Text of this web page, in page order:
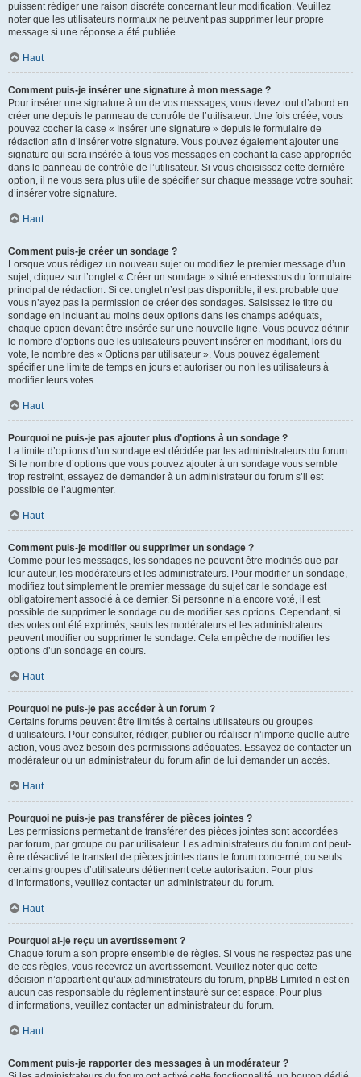
puissent rédiger une raison discrète concernant leur modification. Veuillez
noter que les utilisateurs normaux ne peuvent pas supprimer leur propre
message si une réponse a été publiée.
Haut
Comment puis-je insérer une signature à mon message ?
Pour insérer une signature à un de vos messages, vous devez tout d’abord en
créer une depuis le panneau de contrôle de l’utilisateur. Une fois créée, vous
pouvez cocher la case « Insérer une signature » depuis le formulaire de
rédaction afin d’insérer votre signature. Vous pouvez également ajouter une
signature qui sera insérée à tous vos messages en cochant la case appropriée
dans le panneau de contrôle de l’utilisateur. Si vous choisissez cette dernière
option, il ne vous sera plus utile de spécifier sur chaque message votre souhait
d’insérer votre signature.
Haut
Comment puis-je créer un sondage ?
Lorsque vous rédigez un nouveau sujet ou modifiez le premier message d’un
sujet, cliquez sur l’onglet « Créer un sondage » situé en-dessous du formulaire
principal de rédaction. Si cet onglet n’est pas disponible, il est probable que
vous n’ayez pas la permission de créer des sondages. Saisissez le titre du
sondage en incluant au moins deux options dans les champs adéquats,
chaque option devant être insérée sur une nouvelle ligne. Vous pouvez définir
le nombre d’options que les utilisateurs peuvent insérer en modifiant, lors du
vote, le nombre des « Options par utilisateur ». Vous pouvez également
spécifier une limite de temps en jours et autoriser ou non les utilisateurs à
modifier leurs votes.
Haut
Pourquoi ne puis-je pas ajouter plus d’options à un sondage ?
La limite d’options d’un sondage est décidée par les administrateurs du forum.
Si le nombre d’options que vous pouvez ajouter à un sondage vous semble
trop restreint, essayez de demander à un administrateur du forum s’il est
possible de l’augmenter.
Haut
Comment puis-je modifier ou supprimer un sondage ?
Comme pour les messages, les sondages ne peuvent être modifiés que par
leur auteur, les modérateurs et les administrateurs. Pour modifier un sondage,
modifiez tout simplement le premier message du sujet car le sondage est
obligatoirement associé à ce dernier. Si personne n’a encore voté, il est
possible de supprimer le sondage ou de modifier ses options. Cependant, si
des votes ont été exprimés, seuls les modérateurs et les administrateurs
peuvent modifier ou supprimer le sondage. Cela empêche de modifier les
options d’un sondage en cours.
Haut
Pourquoi ne puis-je pas accéder à un forum ?
Certains forums peuvent être limités à certains utilisateurs ou groupes
d’utilisateurs. Pour consulter, rédiger, publier ou réaliser n’importe quelle autre
action, vous avez besoin des permissions adéquates. Essayez de contacter un
modérateur ou un administrateur du forum afin de lui demander un accès.
Haut
Pourquoi ne puis-je pas transférer de pièces jointes ?
Les permissions permettant de transférer des pièces jointes sont accordées
par forum, par groupe ou par utilisateur. Les administrateurs du forum ont peut-
être désactivé le transfert de pièces jointes dans le forum concerné, ou seuls
certains groupes d’utilisateurs détiennent cette autorisation. Pour plus
d’informations, veuillez contacter un administrateur du forum.
Haut
Pourquoi ai-je reçu un avertissement ?
Chaque forum a son propre ensemble de règles. Si vous ne respectez pas une
de ces règles, vous recevrez un avertissement. Veuillez noter que cette
décision n’appartient qu’aux administrateurs du forum, phpBB Limited n’est en
aucun cas responsable du règlement instauré sur cet espace. Pour plus
d’informations, veuillez contacter un administrateur du forum.
Haut
Comment puis-je rapporter des messages à un modérateur ?